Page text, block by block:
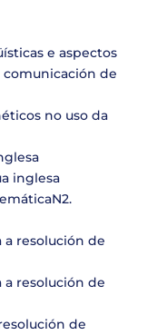
e aspectos
comunicación de
no uso da
inglesa
a resolución de
a resolución de
de